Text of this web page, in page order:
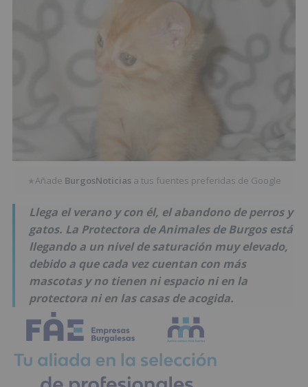
★Añade BurgosNoticias a tus fuentes preferidas de Google
Llega el verano y con él, el abandono de perros y
gatos. La Protectora de Animales de Burgos está
llegando a un nivel de saturación muy elevado,
debido a que cada vez cuentan con más
mascotas y no tienen ni espacio ni en la
protectora ni en las casas de acogida.